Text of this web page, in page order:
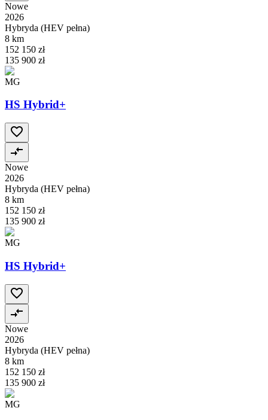
Nowe
2026
Hybryda (HEV pełna)
8 km
152 150 zł
135 900 zł
MG
HS Hybrid+
Nowe
2026
Hybryda (HEV pełna)
8 km
152 150 zł
135 900 zł
MG
HS Hybrid+
Nowe
2026
Hybryda (HEV pełna)
8 km
152 150 zł
135 900 zł
MG